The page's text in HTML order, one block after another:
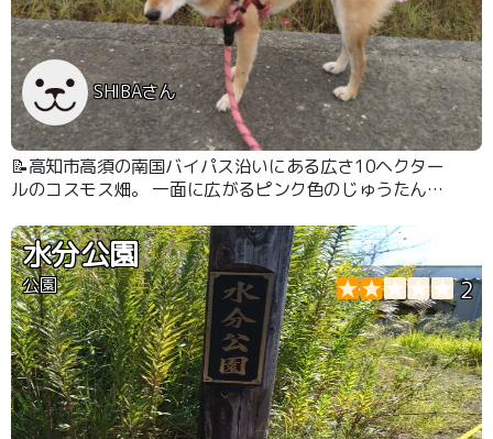
SHIBAさん
📝高知市高須の南国バイパス沿いにある広さ10ヘクター
ルのコスモス畑。 一面に広がるピンク色のじゅうたんは
水分公園
公園 2